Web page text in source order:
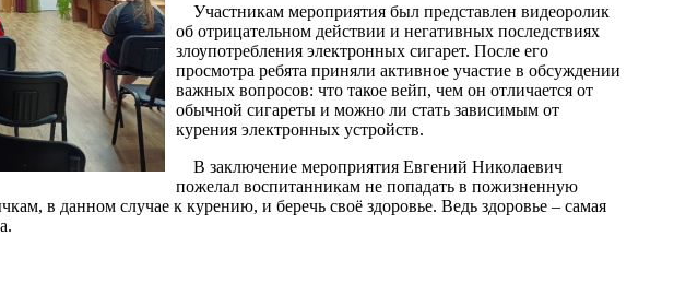
Участникам мероприятия был представлен видеоролик
об отрицательном действии и негативных последствиях
злоупотребления электронных сигарет. После его
просмотра ребята приняли активное участие в обсуждении
важных вопросов: что такое вейп, чем он отличается от
обычной сигареты и можно ли стать зависимым от
курения электронных устройств.
В заключение мероприятия Евгений Николаевич
пожелал воспитанникам не попадать в пожизненную
в данном случае к курению, и беречь своё здоровье. Ведь здоровье – самая